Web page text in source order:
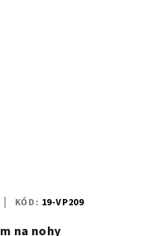
na nohy
KÓD: 19-VP209